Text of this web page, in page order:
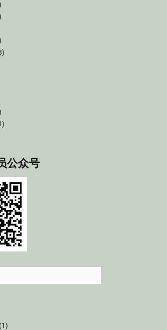
公众号
(1)